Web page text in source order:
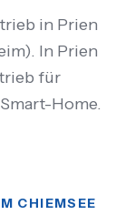
in Prien
In Prien
für
Home.
CHIEMSEE